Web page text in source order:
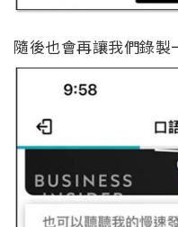
隨後也會再讓我們錄製